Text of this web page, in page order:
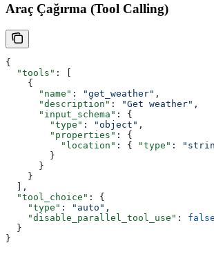
Araç Çağırma (Tool Calling)
{
  "tools"
: [
    {
      "name"
: "get_weather" ,
      "description"
: "Get weather" ,
      "input_schema"
: {
        "type"
: "object" ,
        "properties"
: {
          "location"
: { "type" :
        }
      }
    }
  ],
  "tool_choice"
: {
    "type"
: "auto" ,
    "disable_parallel_tool_use"
: false
  }
}